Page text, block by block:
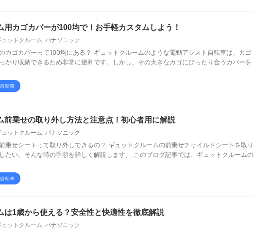
用カゴカバーが100均で！お手軽カスタムしよう！
ュットクルーム, パナソニック
カゴカバーって100均にある？ ギュットクルームのような電動アシスト自転車は、カゴ
かり収納できるため非常に便利です。しかし、その大きなカゴにぴったり合うカバーを
転車
前乗せの取り外し方法と注意点！初心者用に解説
ュットクルーム, パナソニック
乗せシートって取り外しできるの？ ギュットクルームの前乗せチャイルドシートを取り
たい、そんな時の手順を詳しく解説します。 このブログ記事では、ギュットクルームの
転車
は1歳から使える？安全性と快適性を徹底解説
ュットクルーム, パナソニック